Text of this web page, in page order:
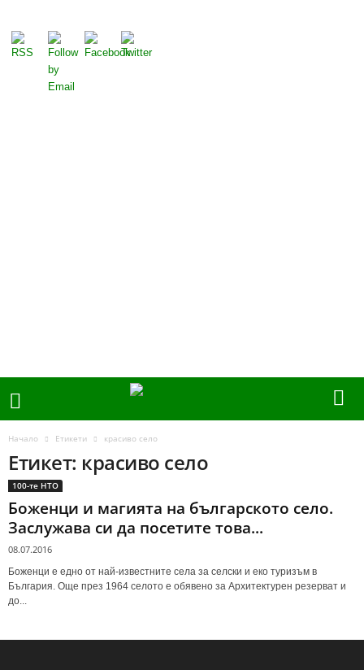
Начало Етикети красиво село
Етикет: красиво село
100-те НТО
Боженци и магията на българското село.
Заслужава си да посетите това...
08.07.2016
Боженци е едно от най-известните села за селски и еко туризъм в
България. Още през 1964 селото е обявено за Архитектурен резерват и
до...